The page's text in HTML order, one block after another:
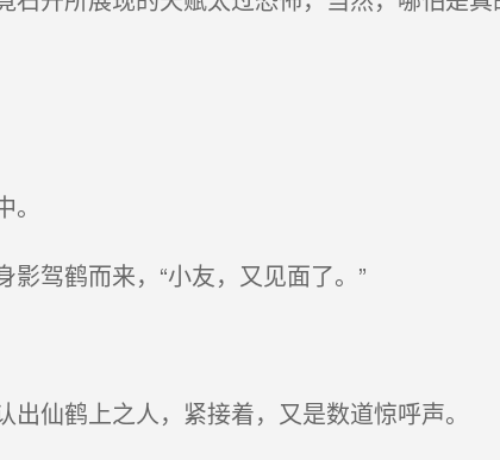
驾鹤而来，“小友，又见面了。”
仙鹤上之人，紧接着，又是数道惊呼声。